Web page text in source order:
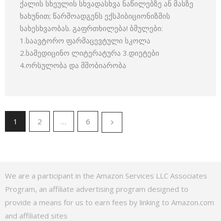
ქალის სხეულის სხვადასხვა ნაწილებზე ან მასზე
ხახუნით; წარმოადგენს ექსჰიბიციონიზმის
სახესხვაობას. გაფრთხილება! ბმულები:
1.საავტორო ფარმაცევტული სკოლა
2.სამედიცინო ლიტერატურა 3.დიეტები
4.ორსულობა და მშობიარობა
1 2 … 6
We are a participant in the Amazon Services LLC Associates
Program, an affiliate advertising program designed to
provide a means for us to earn fees by linking to Amazon.com
and affiliated sites